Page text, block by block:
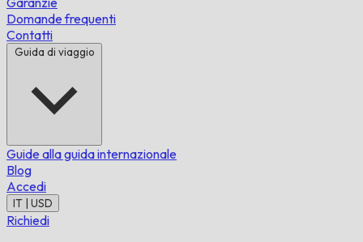
Domande frequenti
Contatti
Guida di viaggio
Guide alla guida internazionale
Blog
Accedi
IT | USD
Richiedi